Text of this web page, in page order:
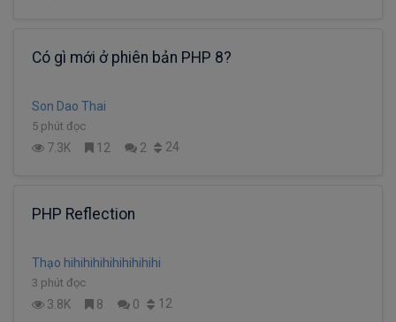
Có gì mới ở phiên bản PHP 8?
Son Dao Thai
5 phút đọc
7.3K 12 2 24
PHP Reflection
Thạo hihihihihihihihihihi
3 phút đọc
3.8K 8 0 12